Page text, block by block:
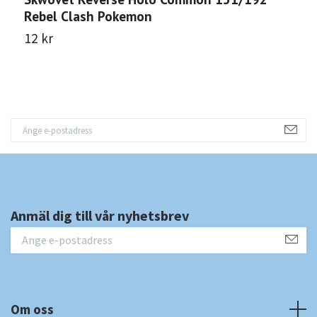
Rebel Clash Pokemon
12 kr
Anmäl dig till vår nyhetsbrev
Om oss